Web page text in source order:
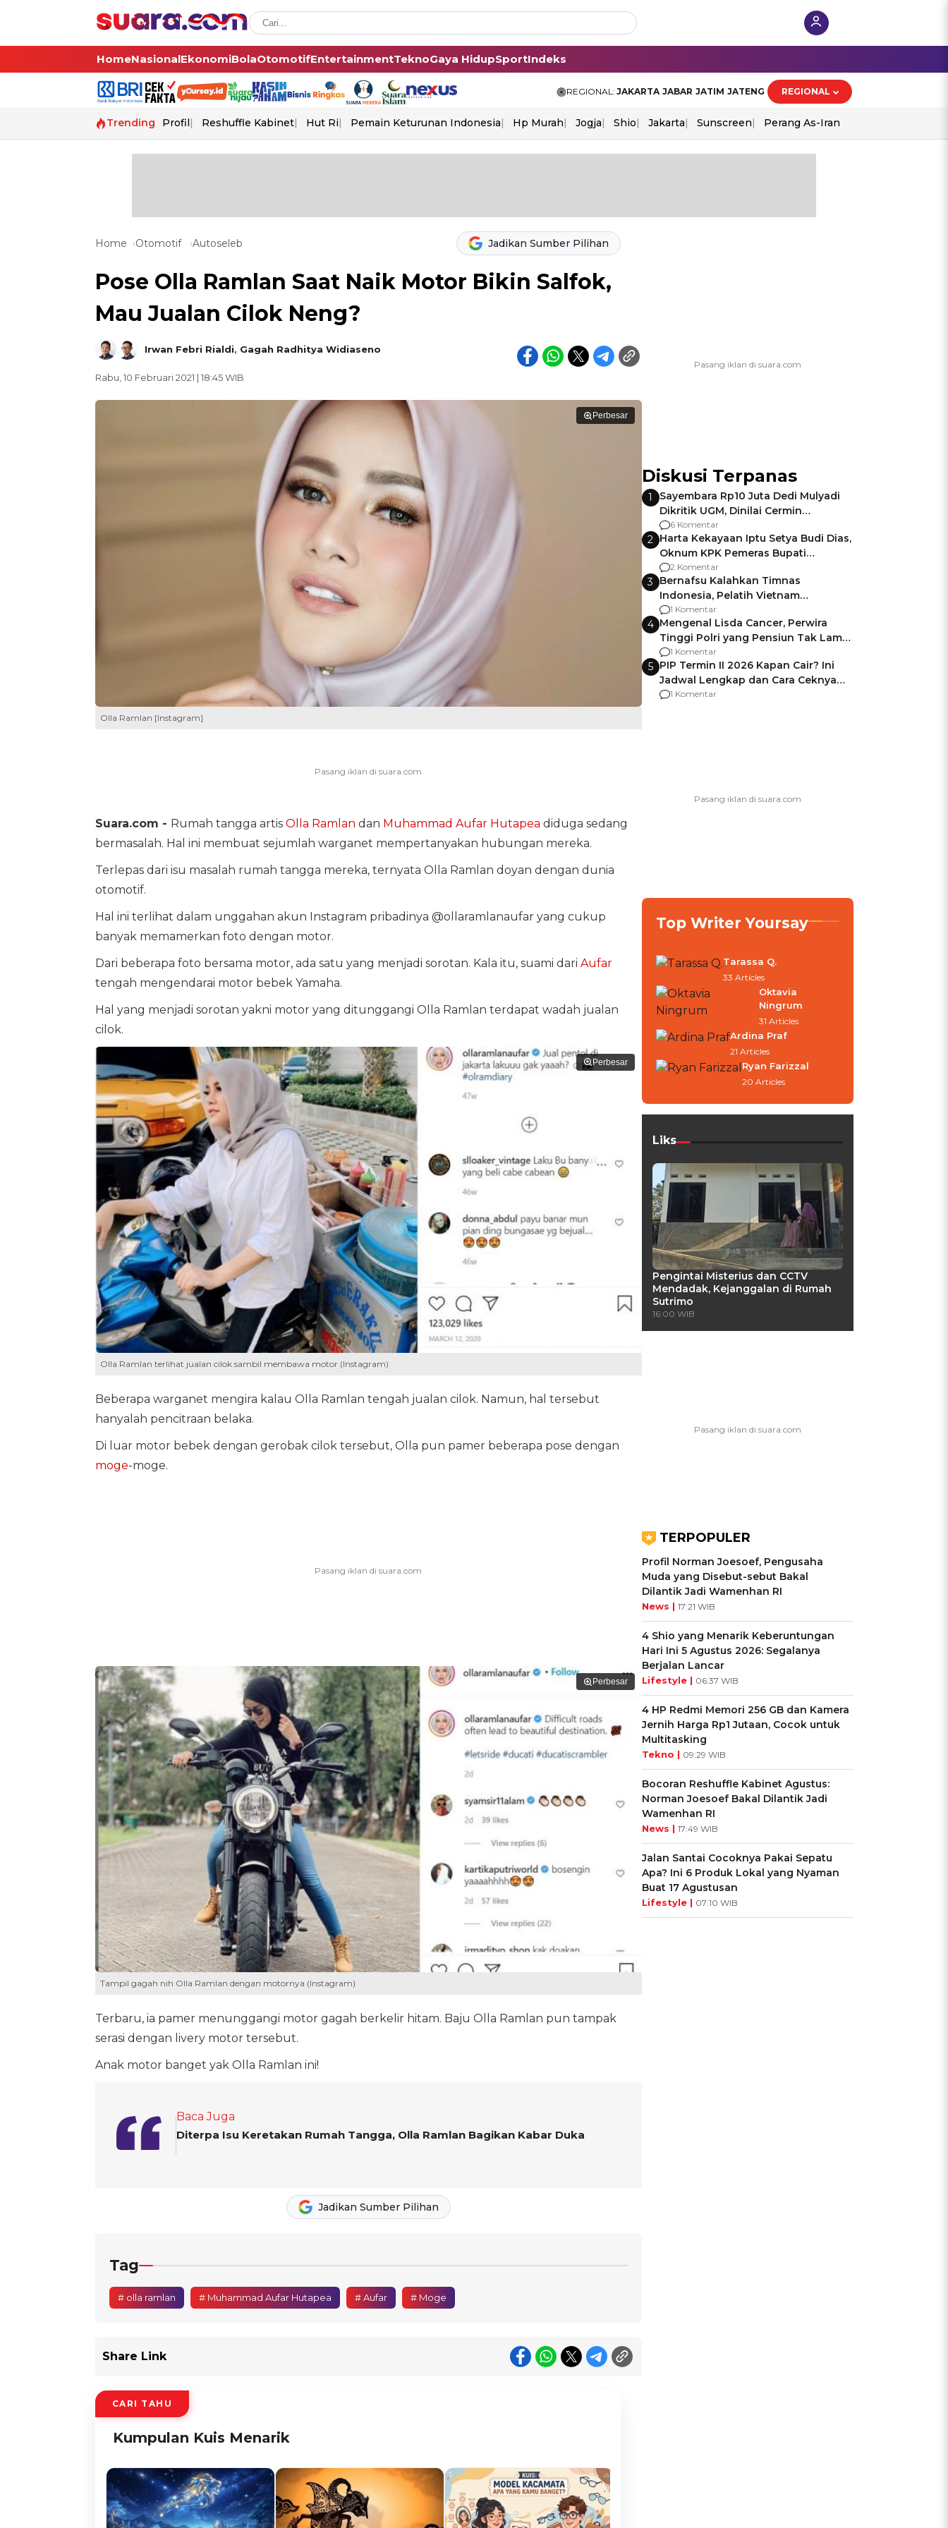
HomeNasionalEkonomiBolaOtomotifEntertainmentTeknoGaya HidupSportIndeks
REGIONAL: JAKARTA JABAR JATIM JATENG REGIONAL
Trending Profil Reshuffle Kabinet Hut Ri Pemain Keturunan Indonesia Hp Murah Jogja Shio Jakarta Sunscreen Perang As-Iran
Home Otomotif Autoseleb Jadikan Sumber Pilihan
Pose Olla Ramlan Saat Naik Motor Bikin Salfok,
Mau Jualan Cilok Neng?
Irwan Febri Rialdi, Gagah Radhitya Widiaseno
Rabu, 10 Februari 2021 | 18:45 WIB
Perbesar
Olla Ramlan [Instagram]
Suara.com - Rumah tangga artis Olla Ramlan dan Muhammad Aufar Hutapea diduga sedang
bermasalah. Hal ini membuat sejumlah warganet mempertanyakan hubungan mereka.
Terlepas dari isu masalah rumah tangga mereka, ternyata Olla Ramlan doyan dengan dunia
otomotif.
Hal ini terlihat dalam unggahan akun Instagram pribadinya @ollaramlanaufar yang cukup
banyak memamerkan foto dengan motor.
Dari beberapa foto bersama motor, ada satu yang menjadi sorotan. Kala itu, suami dari Aufar
tengah mengendarai motor bebek Yamaha.
Hal yang menjadi sorotan yakni motor yang ditunggangi Olla Ramlan terdapat wadah jualan
cilok.
Perbesar
Olla Ramlan terlihat jualan cilok sambil membawa motor (Instagram)
Beberapa warganet mengira kalau Olla Ramlan tengah jualan cilok. Namun, hal tersebut
hanyalah pencitraan belaka.
Di luar motor bebek dengan gerobak cilok tersebut, Olla pun pamer beberapa pose dengan
moge-moge.
Perbesar
Tampil gagah nih Olla Ramlan dengan motornya (Instagram)
Terbaru, ia pamer menunggangi motor gagah berkelir hitam. Baju Olla Ramlan pun tampak
serasi dengan livery motor tersebut.
Anak motor banget yak Olla Ramlan ini!
Baca Juga
Diterpa Isu Keretakan Rumah Tangga, Olla Ramlan Bagikan Kabar Duka
Jadikan Sumber Pilihan
Tag
# olla ramlan # Muhammad Aufar Hutapea # Aufar # Moge
Share Link
CARI TAHU
Kumpulan Kuis Menarik
Diskusi Terpanas
1
Sayembara Rp10 Juta Dedi Mulyadi
Dikritik UGM, Dinilai Cermin
Gagalnya Negara Jamin Keamanan
6 Komentar
2 Harta Kekayaan Iptu Setya Budi Dias,
Oknum KPK Pemeras Bupati
Pemalang
2 Komentar
3 Bernafsu Kalahkan Timnas
Indonesia, Pelatih Vietnam
Berencana Pakai Jimat di Pakansari
1 Komentar
4 Mengenal Lisda Cancer, Perwira
Tinggi Polri yang Pensiun Tak Lama
Usai Jadi Brigjen
1 Komentar
5 PIP Termin II 2026 Kapan Cair? Ini
Jadwal Lengkap dan Cara Ceknya
agar Dana Tidak Hangus!
1 Komentar
Top Writer Yoursay
Tarassa Q.
33 Articles
Oktavia
Ningrum
31 Articles
Ardina Praf
21 Articles
Ryan Farizzal
20 Articles
Liks
Pengintai Misterius dan CCTV
Mendadak, Kejanggalan di Rumah
Sutrimo
16:00 WIB
TERPOPULER
Profil Norman Joesoef, Pengusaha
Muda yang Disebut-sebut Bakal
Dilantik Jadi Wamenhan RI
News | 17:21 WIB
4 Shio yang Menarik Keberuntungan
Hari Ini 5 Agustus 2026: Segalanya
Berjalan Lancar
Lifestyle | 06:37 WIB
4 HP Redmi Memori 256 GB dan Kamera
Jernih Harga Rp1 Jutaan, Cocok untuk
Multitasking
Tekno | 09:29 WIB
Bocoran Reshuffle Kabinet Agustus:
Norman Joesoef Bakal Dilantik Jadi
Wamenhan RI
News | 17:49 WIB
Jalan Santai Cocoknya Pakai Sepatu
Apa? Ini 6 Produk Lokal yang Nyaman
Buat 17 Agustusan
Lifestyle | 07:10 WIB